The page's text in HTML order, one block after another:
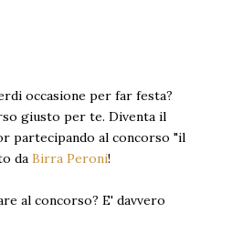
occasione per far festa?
giusto per te. Diventa il
partecipando al concorso "il
da Birra Peroni!
al concorso? E' davvero